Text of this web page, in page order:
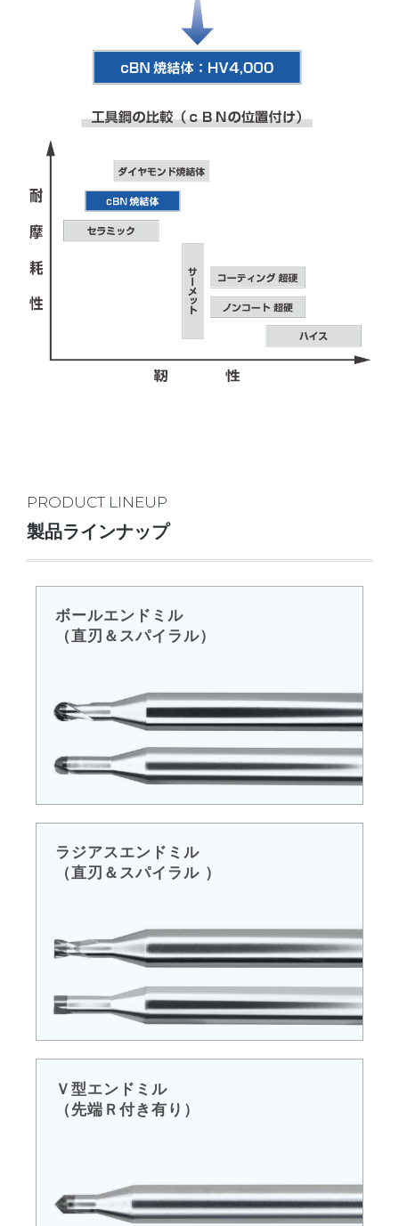
PRODUCT LINEUP
製品ラインナップ
ボールエンドミル
（直刃＆スパイラル）
ラジアスエンドミル
（直刃＆スパイラル ）
Ｖ型エンドミル
（先端Ｒ付き有り）